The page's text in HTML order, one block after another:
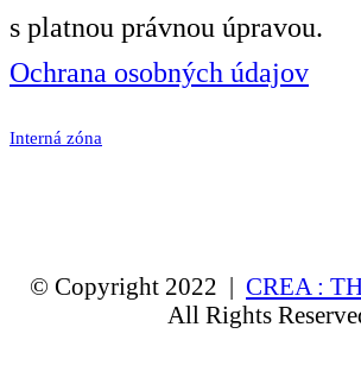
s platnou právnou úpravou.
Ochrana osobných údajov
Interná zóna
© Copyright 2022 | CREA :
All Rights